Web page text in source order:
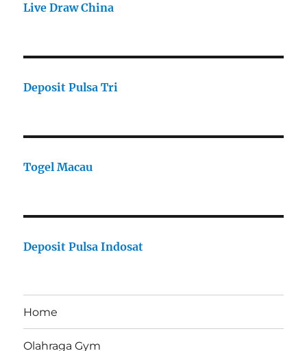
Live Draw China
Deposit Pulsa Tri
Togel Macau
Deposit Pulsa Indosat
Home
Olahraga Gym